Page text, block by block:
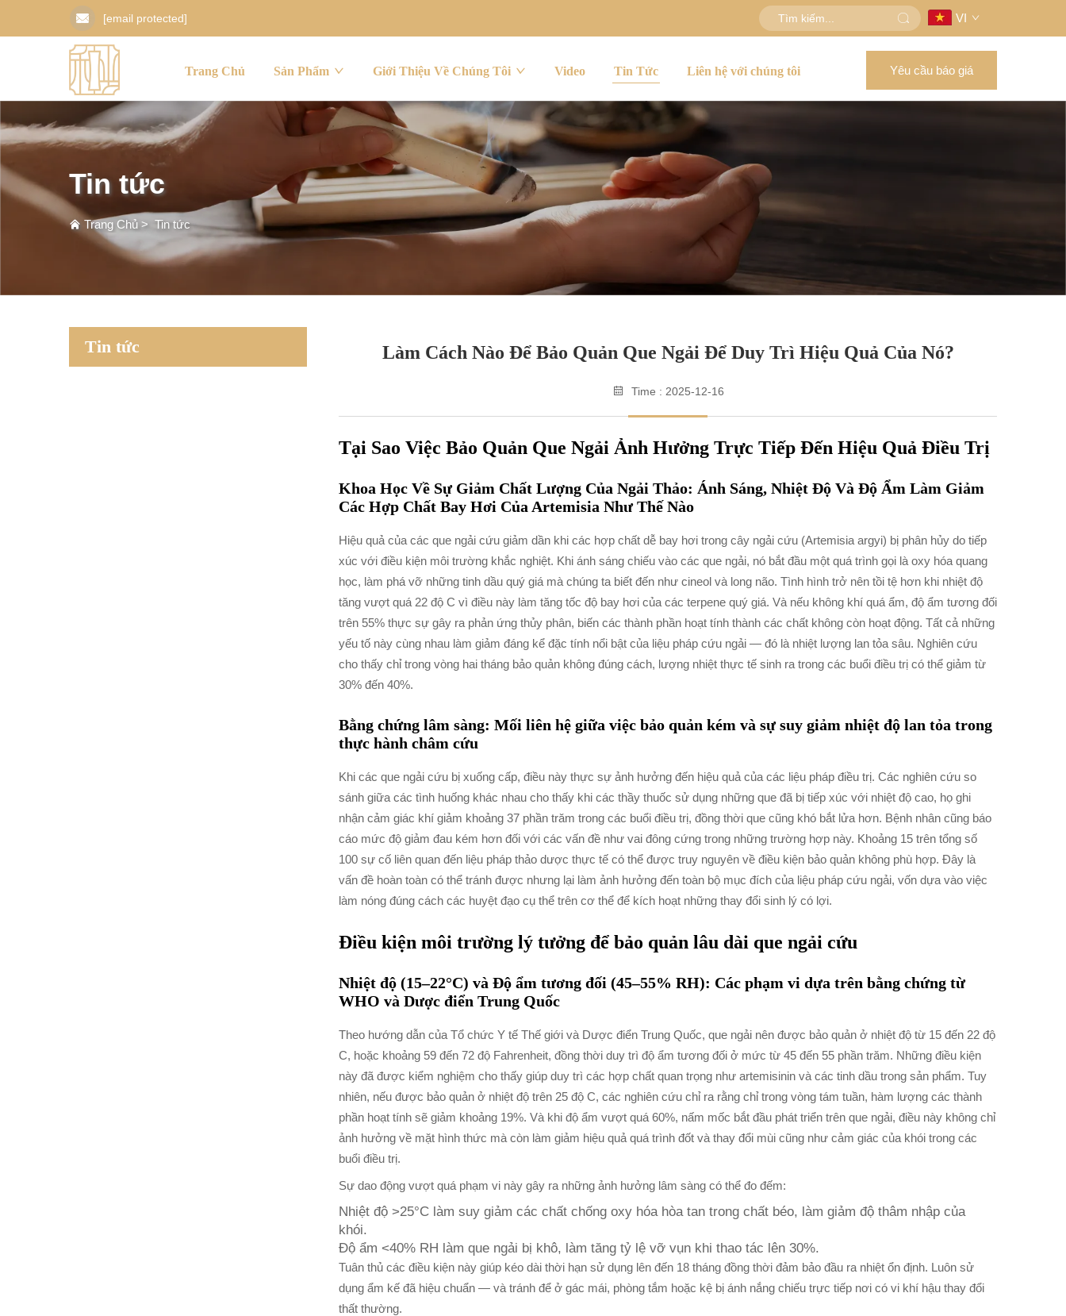
[email protected] VI
Trang Chủ Sản Phẩm Giới Thiệu Về Chúng Tôi Video Tin Tức Liên hệ với chúng tôi Yêu cầu báo giá
Tin tức
Trang Chủ > Tin tức
Tin tức Làm Cách Nào Để Bảo Quản Que Ngải Để Duy Trì Hiệu Quả Của Nó?
Time : 2025-12-16
Tại Sao Việc Bảo Quản Que Ngải Ảnh Hưởng Trực Tiếp Đến Hiệu Quả Điều Trị
Khoa Học Về Sự Giảm Chất Lượng Của Ngải Thảo: Ánh Sáng, Nhiệt Độ Và Độ Ẩm Làm Giảm
Các Hợp Chất Bay Hơi Của Artemisia Như Thế Nào
Hiệu quả của các que ngải cứu giảm dần khi các hợp chất dễ bay hơi trong cây ngải cứu (Artemisia argyi) bị phân hủy do tiếp
xúc với điều kiện môi trường khắc nghiệt. Khi ánh sáng chiếu vào các que ngải, nó bắt đầu một quá trình gọi là oxy hóa quang
học, làm phá vỡ những tinh dầu quý giá mà chúng ta biết đến như cineol và long não. Tình hình trở nên tồi tệ hơn khi nhiệt độ
tăng vượt quá 22 độ C vì điều này làm tăng tốc độ bay hơi của các terpene quý giá. Và nếu không khí quá ẩm, độ ẩm tương đối
trên 55% thực sự gây ra phản ứng thủy phân, biến các thành phần hoạt tính thành các chất không còn hoạt động. Tất cả những
yếu tố này cùng nhau làm giảm đáng kể đặc tính nổi bật của liệu pháp cứu ngải — đó là nhiệt lượng lan tỏa sâu. Nghiên cứu
cho thấy chỉ trong vòng hai tháng bảo quản không đúng cách, lượng nhiệt thực tế sinh ra trong các buổi điều trị có thể giảm từ
30% đến 40%.
Bằng chứng lâm sàng: Mối liên hệ giữa việc bảo quản kém và sự suy giảm nhiệt độ lan tỏa trong
thực hành châm cứu
Khi các que ngải cứu bị xuống cấp, điều này thực sự ảnh hưởng đến hiệu quả của các liệu pháp điều trị. Các nghiên cứu so
sánh giữa các tình huống khác nhau cho thấy khi các thầy thuốc sử dụng những que đã bị tiếp xúc với nhiệt độ cao, họ ghi
nhận cảm giác khí giảm khoảng 37 phần trăm trong các buổi điều trị, đồng thời que cũng khó bắt lửa hơn. Bệnh nhân cũng báo
cáo mức độ giảm đau kém hơn đối với các vấn đề như vai đông cứng trong những trường hợp này. Khoảng 15 trên tổng số
100 sự cố liên quan đến liệu pháp thảo dược thực tế có thể được truy nguyên về điều kiện bảo quản không phù hợp. Đây là
vấn đề hoàn toàn có thể tránh được nhưng lại làm ảnh hưởng đến toàn bộ mục đích của liệu pháp cứu ngải, vốn dựa vào việc
làm nóng đúng cách các huyệt đạo cụ thể trên cơ thể để kích hoạt những thay đổi sinh lý có lợi.
Điều kiện môi trường lý tưởng để bảo quản lâu dài que ngải cứu
Nhiệt độ (15–22°C) và Độ ẩm tương đối (45–55% RH): Các phạm vi dựa trên bằng chứng từ
WHO và Dược điển Trung Quốc
Theo hướng dẫn của Tổ chức Y tế Thế giới và Dược điển Trung Quốc, que ngải nên được bảo quản ở nhiệt độ từ 15 đến 22 độ
C, hoặc khoảng 59 đến 72 độ Fahrenheit, đồng thời duy trì độ ẩm tương đối ở mức từ 45 đến 55 phần trăm. Những điều kiện
này đã được kiểm nghiệm cho thấy giúp duy trì các hợp chất quan trọng như artemisinin và các tinh dầu trong sản phẩm. Tuy
nhiên, nếu được bảo quản ở nhiệt độ trên 25 độ C, các nghiên cứu chỉ ra rằng chỉ trong vòng tám tuần, hàm lượng các thành
phần hoạt tính sẽ giảm khoảng 19%. Và khi độ ẩm vượt quá 60%, nấm mốc bắt đầu phát triển trên que ngải, điều này không chỉ
ảnh hưởng về mặt hình thức mà còn làm giảm hiệu quả quá trình đốt và thay đổi mùi cũng như cảm giác của khói trong các
buổi điều trị.
Sự dao động vượt quá phạm vi này gây ra những ảnh hưởng lâm sàng có thể đo đếm:
Nhiệt độ >25°C làm suy giảm các chất chống oxy hóa hòa tan trong chất béo, làm giảm độ thâm nhập của
khói.
Độ ẩm <40% RH làm que ngải bị khô, làm tăng tỷ lệ vỡ vụn khi thao tác lên 30%.
Tuân thủ các điều kiện này giúp kéo dài thời hạn sử dụng lên đến 18 tháng đồng thời đảm bảo đầu ra nhiệt ổn định. Luôn sử
dụng ẩm kế đã hiệu chuẩn — và tránh để ở gác mái, phòng tắm hoặc kệ bị ánh nắng chiếu trực tiếp nơi có vi khí hậu thay đổi
thất thường.